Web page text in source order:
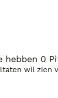
hebben 0
wil zien